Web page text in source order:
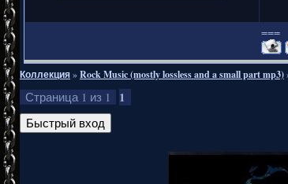
===
Коллекция»Rock Music (mostly lossless and a small part mp3)
Страница 1 из 1 1